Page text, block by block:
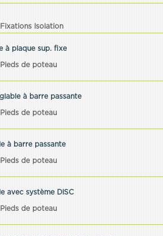
Isolation
à plaque sup. fixe
de poteau
à barre passante
de poteau
à barre passante
de poteau
avec système DISC
de poteau